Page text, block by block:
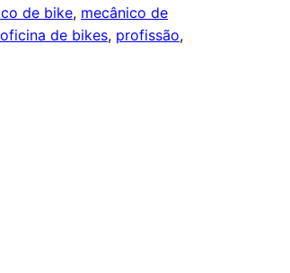
de bike, mecânico de
oficina de bikes, profissão